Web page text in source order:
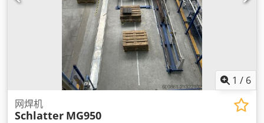
1 / 6
网焊机
Schlatter MG950